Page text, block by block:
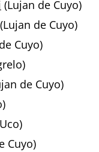
(Lujan de Cuyo)
(Lujan de Cuyo)
Cuyo)
de Cuyo)
Cuyo)